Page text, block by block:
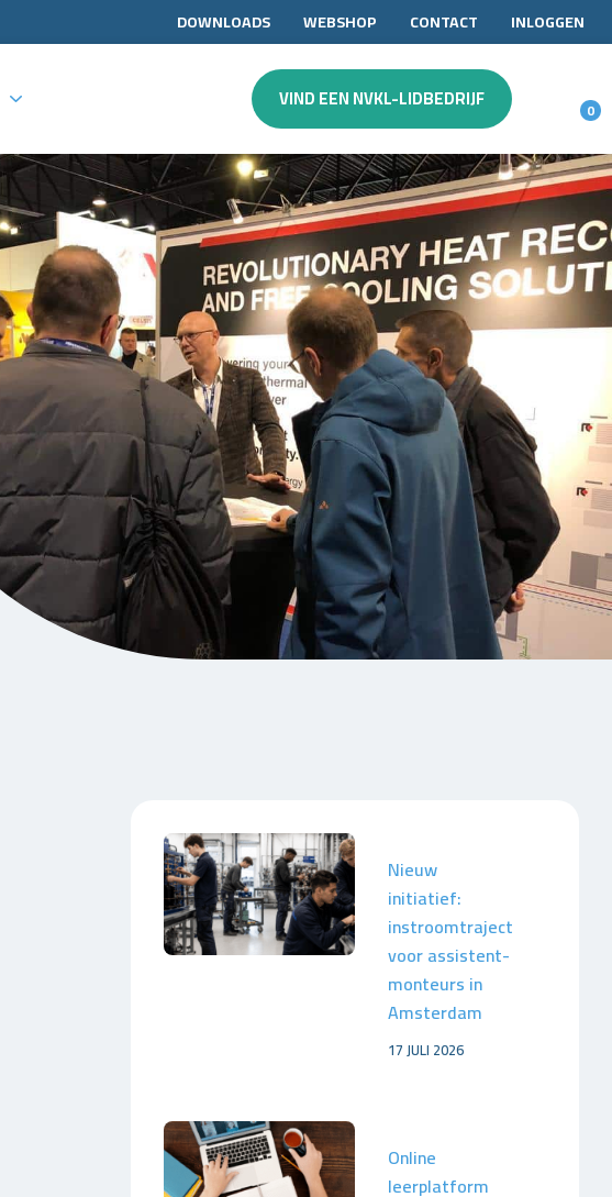
DOWNLOADS WEBSHOP CONTACT INLOGGEN
VIND EEN NVKL-LIDBEDRIJF 0
Nieuw
initiatief:
instroomtraject
voor assistent-
monteurs in
Amsterdam
17 JULI 2026
Online
leerplatform